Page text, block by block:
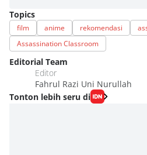
Topics
film anime rekomendasi
Assassination Classroom
Editorial Team
Editor
Fahrul Razi Uni Nurullah
Tonton lebih seru di